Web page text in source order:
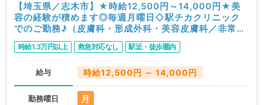
【埼玉県／志木市】★時給12,500円～14,000円★美
容の経験が積めます◎毎週月曜日◇駅チカクリニック
でのご勤務♪（皮膚科・形成外科・美容皮膚科／非常
勤）
時給1.3万円以上 救急対応なし 駅近・徒歩圏内
給与 時給12,500円 ～ 14,000円
勤務曜日 月